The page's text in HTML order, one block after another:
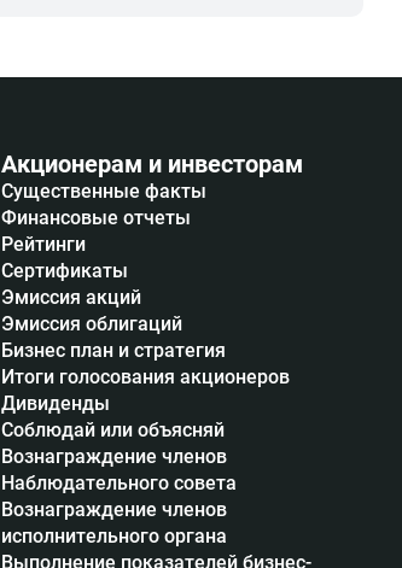
Акционерам и инвесторам
Существенные факты
Финансовые отчеты
Рейтинги
Сертификаты
Эмиссия акций
Эмиссия облигаций
Бизнес план и стратегия
Итоги голосования акционеров
Дивиденды
Соблюдай или объясняй
Вознаграждение членов
Наблюдательного совета
Вознаграждение членов
исполнительного органа
Выполнение показателей бизнес-